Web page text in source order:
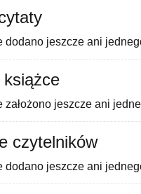
dodano jeszcze ani
książce
założono jeszcze ani
czytelników
dodano jeszcze ani